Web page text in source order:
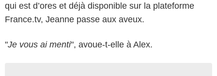
qui est d’ores et déjà disponible sur la plateforme
France.tv, Jeanne passe aux aveux.
"Je vous ai menti", avoue-t-elle à Alex.